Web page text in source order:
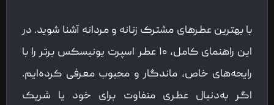
با بهترین عطرهای مشترک زنانه و مردانه آشنا شوید. در
این راهنمای کامل، ۱۰ عطر اسپرت یونیسکس برتر را با
رایحه‌های خاص، ماندگار و محبوب معرفی کرده‌ایم.
اگر به‌دنبال عطری متفاوت برای خود یا شریک